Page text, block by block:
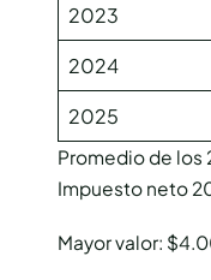
2023
2024
2025
Promedio de
Impuesto neto
Mayor valor: